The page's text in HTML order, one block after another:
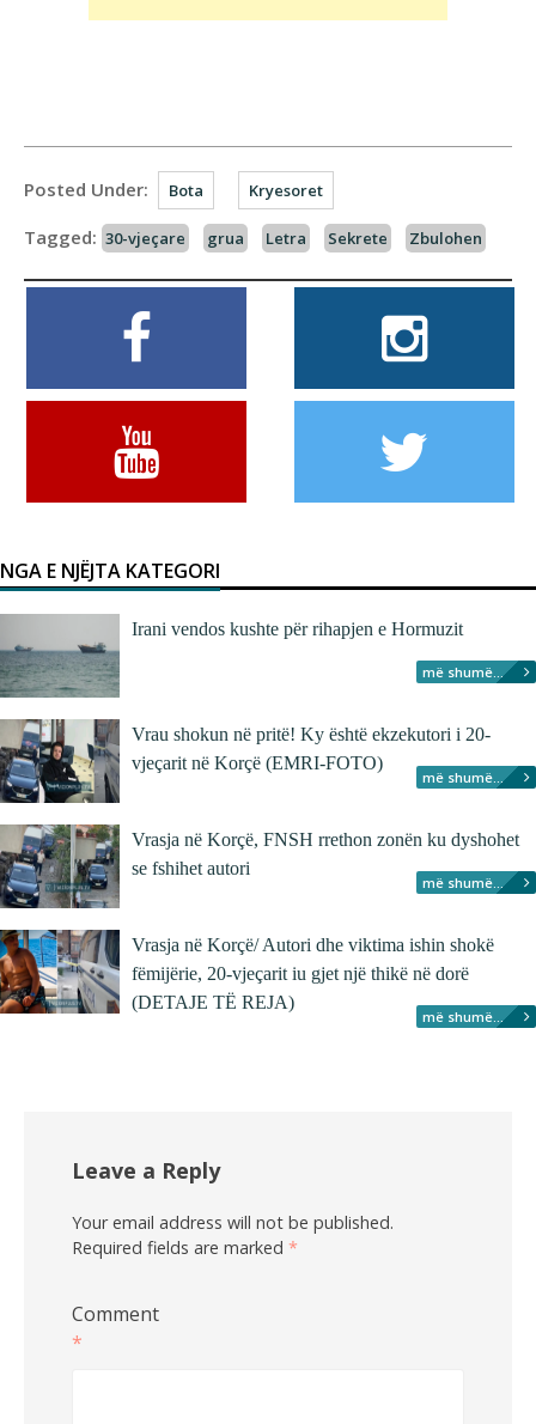
Posted Under: Bota Kryesoret
Tagged: 30-vjeçare grua Letra Sekrete Zbulohen
NGA E NJËJTA KATEGORI
Irani vendos kushte për rihapjen e Hormuzit
më shumë...
Vrau shokun në pritë! Ky është ekzekutori i 20-
vjeçarit në Korçë (EMRI-FOTO)
më shumë...
Vrasja në Korçë, FNSH rrethon zonën ku dyshohet
se fshihet autori
më shumë...
Vrasja në Korçë/ Autori dhe viktima ishin shokë
fëmijërie, 20-vjeçarit iu gjet një thikë në dorë
(DETAJE TË REJA)
më shumë...
Leave a Reply
Your email address will not be published.
Required fields are marked *
Comment
*